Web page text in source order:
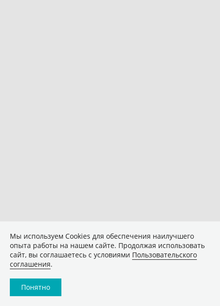
Мы используем Сookies для обеспечения наилучшего
опыта работы на нашем сайте. Продолжая использовать
сайт, вы соглашаетесь с условиями Пользовательского
соглашения.
Понятно